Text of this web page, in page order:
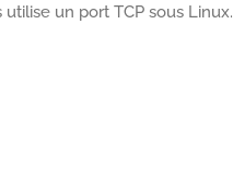
un port TCP sous Linux.